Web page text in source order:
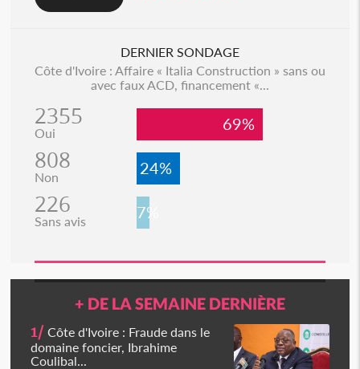
DERNIER SONDAGE
Côte d'Ivoire : Affaire « Italia Construction » sans ou
avec faux ACD, financement «...
2355
Oui 69%
808
Non 24%
226
Sans avis 7%
+ DE LA SEMAINE DERNIÈRE
1/ Côte d'Ivoire : Fraude dans le
domaine foncier, Ibrahime
Coulibal...